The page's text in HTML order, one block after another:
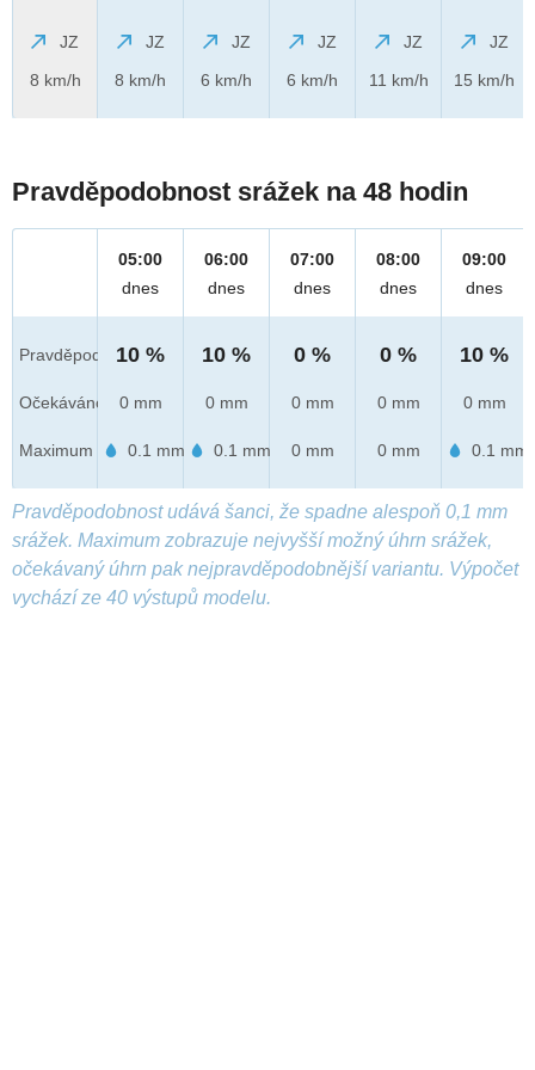
JZ
8 km/h
JZ
8 km/h
JZ
6 km/h
JZ
6 km/h
JZ
11 km/h
JZ
15 km/h
Pravděpodobnost srážek na 48 hodin
Pravděpod.
Očekáváno
Maximum
05:00
dnes
10 %
0 mm
0.1 mm
06:00
dnes
10 %
0 mm
0.1 mm
07:00
dnes
0 %
0 mm
0 mm
08:00
dnes
0 %
0 mm
0 mm
09:00
dnes
10 %
0 mm
0.1 mm
Pravděpodobnost udává šanci, že spadne alespoň 0,1 mm
srážek. Maximum zobrazuje nejvyšší možný úhrn srážek,
očekávaný úhrn pak nejpravděpodobnější variantu. Výpočet
vychází ze 40 výstupů modelu.